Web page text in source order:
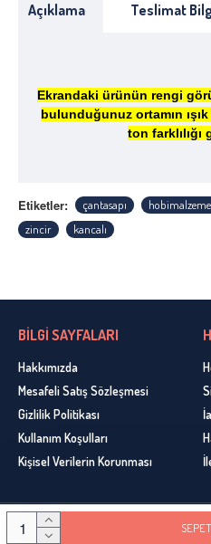
Açıklama Teslimat
Ekrandaki ürünün rengi
bulunduğunuz ortamın
ton farklılığı
Etiketler: çantasapı
zincir
kancalı
BİLGİ SAYFALARI
Hakkımızda
Mesafeli Satış Sözleşmesi
Gizlilik Politikası
Kullanım Koşulları
Kişisel Verilerin Korunması
Copyright © 2020, Ceyhun Yün, Bütün